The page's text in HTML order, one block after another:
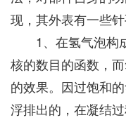
现，其外表有一些
1、在氢气泡构
核的数目的函数，
的效果。因过饱和
浮排出的，在凝结